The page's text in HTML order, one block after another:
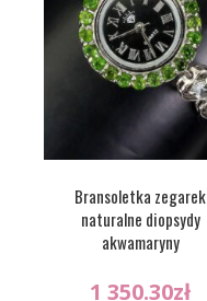
Bransoletka zegarek
naturalne diopsydy
akwamaryny
1 350.30zł